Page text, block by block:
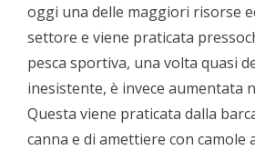
oggi una delle maggiori risorse
settore e viene praticata
pesca sportiva, una volta quasi
inesistente, è invece aumentata
Questa viene praticata dalla
canna e di amettiere con camole